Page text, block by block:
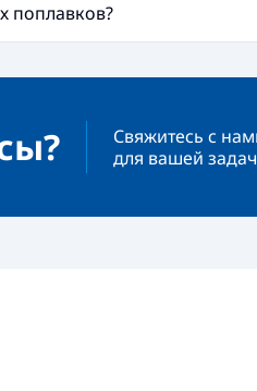
поплавков?
Свяжитесь с
для вашей